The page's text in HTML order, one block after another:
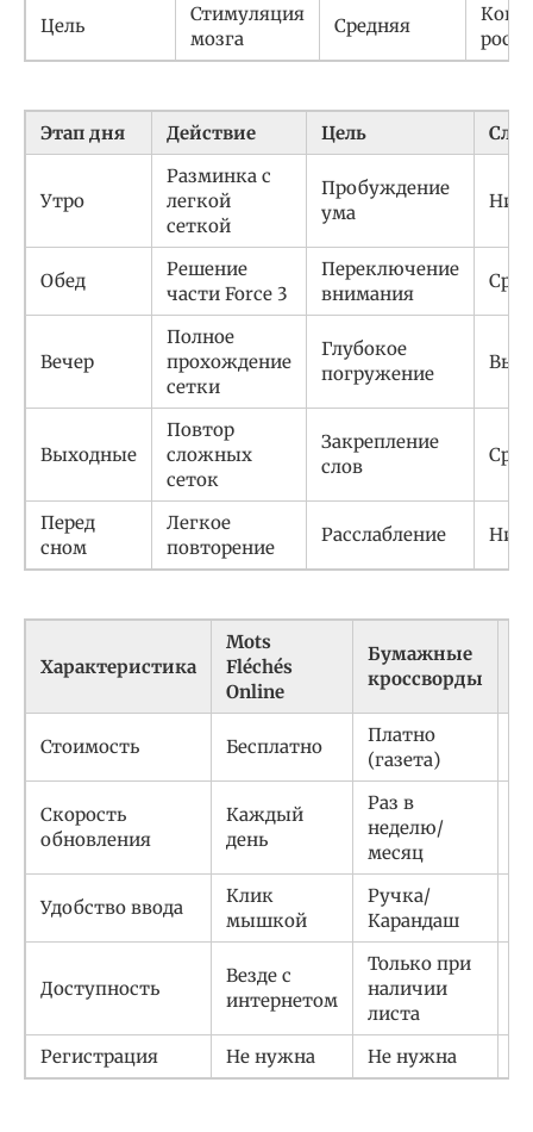
Цель
Стимуляция
мозга
Средняя
рост
Этап дня Действие Цель
Утро
Разминка с
легкой
сеткой
Пробуждение
ума
Обед
Решение
части Force 3
Переключение
внимания
Вечер
Полное
прохождение
сетки
Глубокое
погружение
Выходные
Повтор
сложных
сеток
Закрепление
слов
Перед
сном
Легкое
повторение
Расслабление
Характеристика
Mots
Fléchés
Online
Бумажные
кроссворды
Стоимость Бесплатно
Платно
(газета)
Скорость
обновления
Каждый
день
Раз в
неделю/
месяц
Удобство ввода
Клик
мышкой
Ручка/
Карандаш
Доступность
Везде с
интернетом
Только при
наличии
листа
Регистрация Не нужна Не нужна